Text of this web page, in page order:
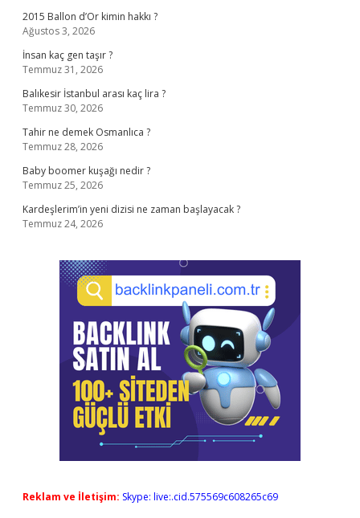
2015 Ballon d’Or kimin hakkı ?
Ağustos 3, 2026
İnsan kaç gen taşır ?
Temmuz 31, 2026
Balıkesir İstanbul arası kaç lira ?
Temmuz 30, 2026
Tahir ne demek Osmanlıca ?
Temmuz 28, 2026
Baby boomer kuşağı nedir ?
Temmuz 25, 2026
Kardeşlerim’in yeni dizisi ne zaman başlayacak ?
Temmuz 24, 2026
Reklam ve İletişim: Skype: live:.cid.575569c608265c69